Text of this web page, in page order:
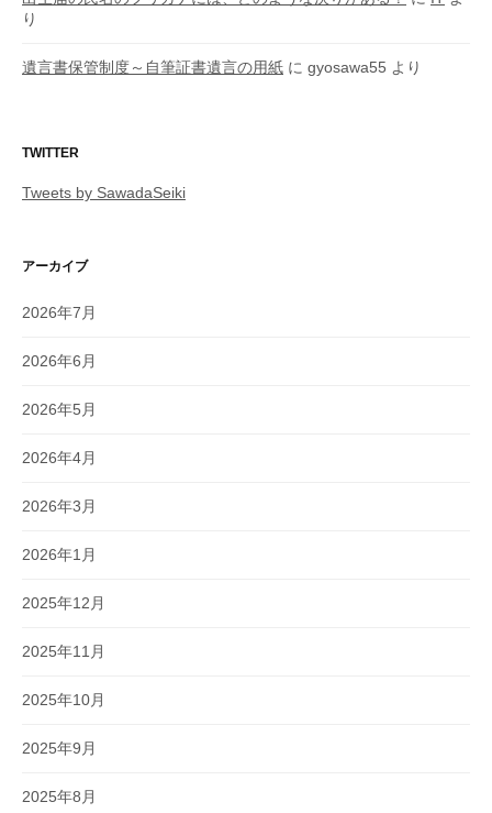
り
遺言書保管制度～自筆証書遺言の用紙 に gyosawa55 より
TWITTER
Tweets by SawadaSeiki
アーカイブ
2026年7月
2026年6月
2026年5月
2026年4月
2026年3月
2026年1月
2025年12月
2025年11月
2025年10月
2025年9月
2025年8月